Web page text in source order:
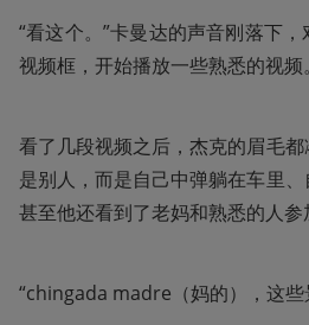
“看这个。”卡曼达的声音刚落下
视频框，开始播放一些熟悉的视频。
看了几段视频之后，杰克的眉毛
是别人，而是自己中弹躺在车里、
甚至他还看到了老妈和熟悉的人参
“chingada madre（妈的），这些